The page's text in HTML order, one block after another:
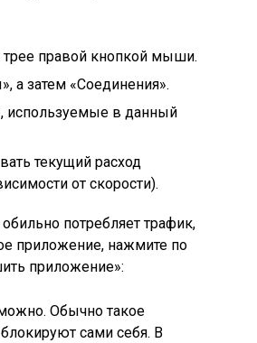
трее правой кнопкой мыши.
а затем «Соединения».
используемые в данный
текущий расход
от скорости).
потребляет трафик,
приложение, нажмите по
приложение»:
Обычно такое
сами себя. В